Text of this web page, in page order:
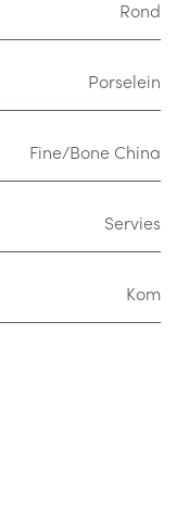
Rond
Porselein
Fine/Bone China
Servies
Kom